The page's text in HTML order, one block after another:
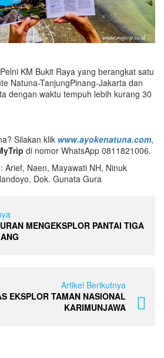
KM Bukit Raya yang berangkat satu
Natuna-TanjungPinang-Jakarta dan
dengan waktu tempuh lebih kurang 30
Silakan klik www.ayokenatuna.com,
di nomor WhatsApp 0811821006.
Arief, Naen, Mayawati NH, Ninuk
Dok. Gunata Gura
MENGEKSPLOR PANTAI TIGA
Artikel Berikutnya
EKSPLOR TAMAN NASIONAL
KARIMUNJAWA